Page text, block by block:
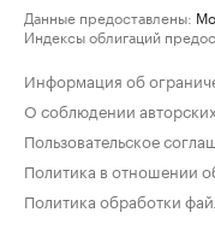
Данные предоставлены:
Индексы облигаций
Информация об
О соблюдении
Пользовательское
Политика в отношении
Политика обработки